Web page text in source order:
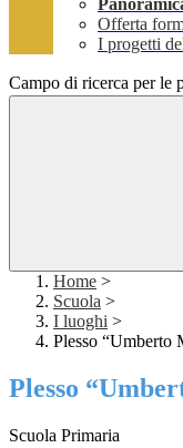
Offerta
I progetti
Campo di ricerca per le
Home >
Scuola >
I luoghi >
Plesso “Umberto
Plesso
Scuola Primaria